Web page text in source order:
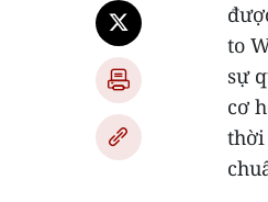
to
sự
cơ
thời